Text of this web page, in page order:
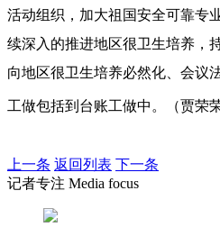
活动组织，加大祖国安全可靠专
续深入的推进地区很卫生培养，
向地区很卫生培养必然化、会议
工做包括到台账工做中。（贾荣荣
上一条 返回列表 下一条
记者专注 Media focus